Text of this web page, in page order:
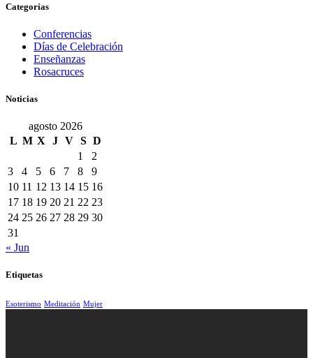
Categorías
Conferencias
Días de Celebración
Enseñanzas
Rosacruces
Noticias
agosto 2026
L M X J V S D
1
2
3
4 5 6 7 8
9
10 11 12 13 14 15 16
17 18 19 20 21 22 23
24 25 26 27 28 29 30
31
« Jun
Etiquetas
Esoterismo Meditación Mujer